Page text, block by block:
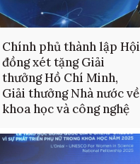
Chính phủ thành lập Hội
đồng xét tặng Giải
thưởng Hồ Chí Minh,
Giải thưởng Nhà nước về
khoa học và công nghệ